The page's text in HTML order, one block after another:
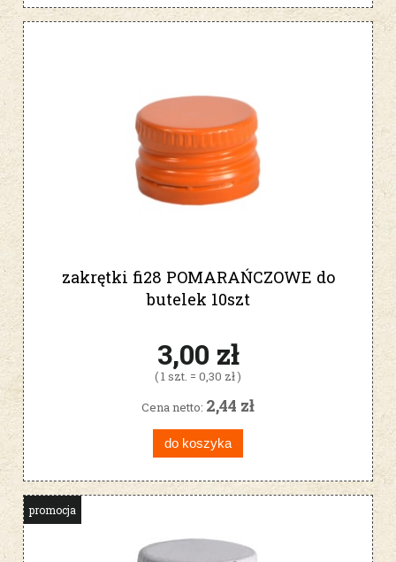
zakrętki fi28 POMARAŃCZOWE do
butelek 10szt
3,00 zł
( 1 szt. = 0,30 zł )
Cena netto: 2,44 zł
do koszyka
promocja